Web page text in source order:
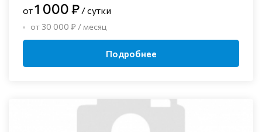
от1 000 ₽ / сутки
от 30 000 ₽ / месяц
Подробнее